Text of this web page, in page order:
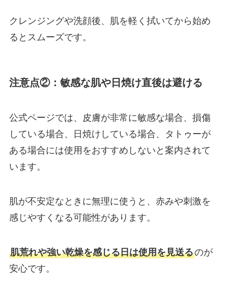
クレンジングや洗顔後、肌を軽く拭いてから始め
るとスムーズです。
注意点②：敏感な肌や日焼け直後は避ける
公式ページでは、皮膚が非常に敏感な場合、損傷
している場合、日焼けしている場合、タトゥーが
ある場合には使用をおすすめしないと案内されて
います。
肌が不安定なときに無理に使うと、赤みや刺激を
感じやすくなる可能性があります。
肌荒れや強い乾燥を感じる日は使用を見送るのが
安心です。